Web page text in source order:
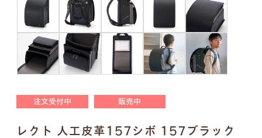
注文受付中 販売中
レクト 人工皮革157シボ 157ブラック
明朝体 筆記体
違いないかご確認ください。